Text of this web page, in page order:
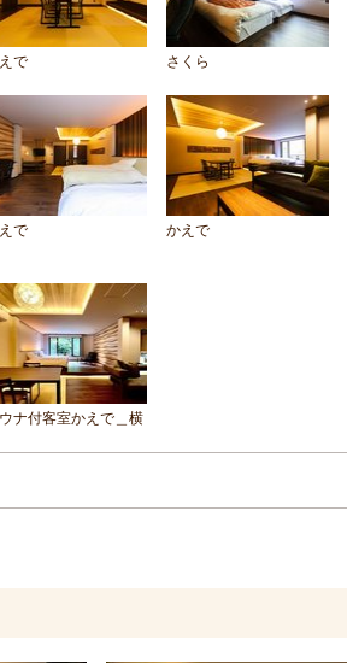
で さくら
で かえで
ナ付客室かえで＿横